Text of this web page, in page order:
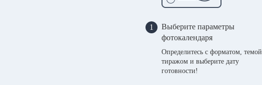
1
Выберите параметры
фотокалендаря
Определитесь с форматом, темой,
тиражом и выберите дату
готовности!